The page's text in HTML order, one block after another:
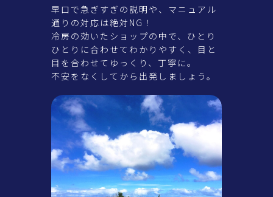
早口で急ぎすぎの説明や、マニュアル
通りの対応は絶対NG！
冷房の効いたショップの中で、ひとり
ひとりに合わせてわかりやすく、目と
目を合わせてゆっくり、丁寧に。
不安をなくしてから出発しましょう。